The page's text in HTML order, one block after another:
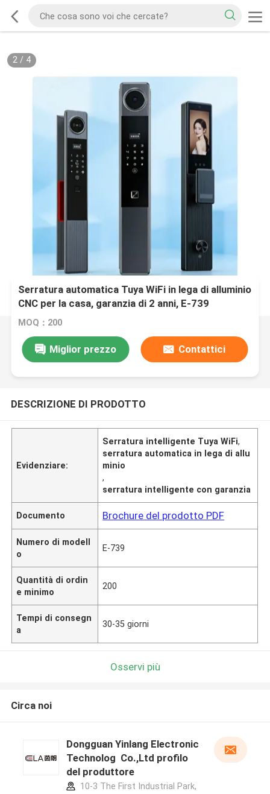
2/ 4
Serratura automatica Tuya WiFi in lega di alluminio
CNC per la casa, garanzia di 2 anni, E-739
MOQ：200
Miglior prezzo Contattici
DESCRIZIONE DI PRODOTTO
Evidenziare:
Serratura intelligente Tuya WiFi,
serratura automatica in lega di allu
minio
,
serratura intelligente con garanzia
Documento Brochure del prodotto PDF
Numero di modell
o
E-739
Quantità di ordin
e minimo
200
Tempi di consegn
a
30-35 giorni
Osservi più
Circa noi
Dongguan Yinlang Electronic
Technolog Co.,Ltd profilo
del produttore
10-3 The First Industrial Park,